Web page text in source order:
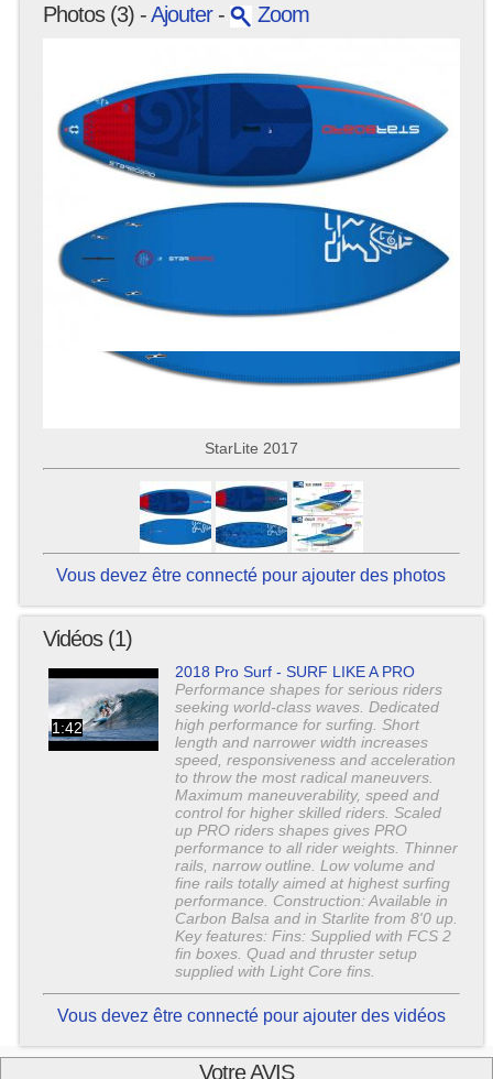
Photos (3) -Ajouter- Zoom
StarLite 2017
Vous devez être connecté pour ajouter des photos
Vidéos (1)
1:42
2018 Pro Surf - SURF LIKE A PRO
Performance shapes for serious riders
seeking world-class waves. Dedicated
high performance for surfing. Short
length and narrower width increases
speed, responsiveness and acceleration
to throw the most radical maneuvers.
Maximum maneuverability, speed and
control for higher skilled riders. Scaled
up PRO riders shapes gives PRO
performance to all rider weights. Thinner
rails, narrow outline. Low volume and
fine rails totally aimed at highest surfing
performance. Construction: Available in
Carbon Balsa and in Starlite from 8'0 up.
Key features: Fins: Supplied with FCS 2
fin boxes. Quad and thruster setup
supplied with Light Core fins.
Vous devez être connecté pour ajouter des vidéos
Votre AVIS